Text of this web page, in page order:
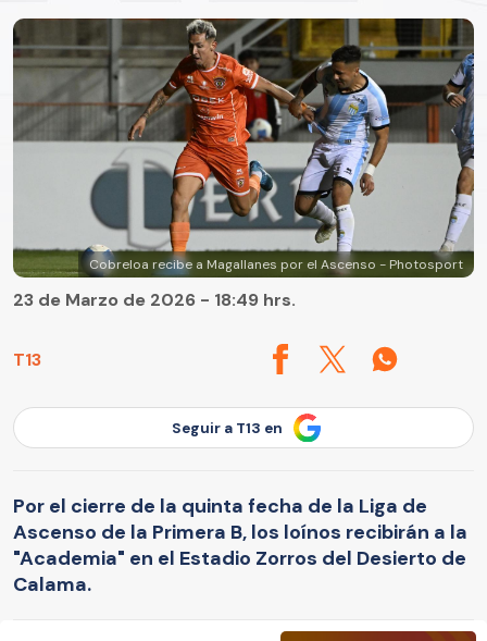
Cobreloa recibe a Magallanes por el Ascenso - Photosport
T13
23 de Marzo de 2026 - 18:49 hrs.
Seguir a T13 en
Por el cierre de la quinta fecha de la Liga de
Ascenso de la Primera B, los loínos recibirán a la
"Academia" en el Estadio Zorros del Desierto de
Calama.